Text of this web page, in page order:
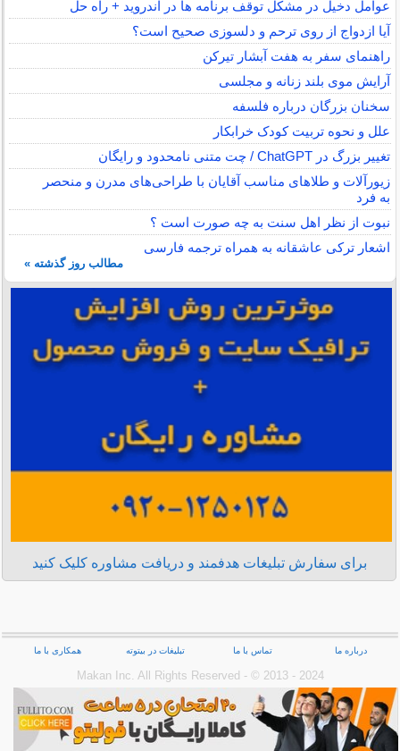
عوامل دخیل در مشکل توقف برنامه ها در اندروید + راه حل
آیا ازدواج از روی ترحم و دلسوزی صحیح است؟
راهنمای سفر به هفت آبشار تیرکن
آرایش موی بلند زنانه و مجلسی
سخنان بزرگان درباره فلسفه
علل و نحوه تربیت کودک خرابکار
تغییر بزرگ در ChatGPT / چت متنی نامحدود و رایگان
زیورآلات و طلاهای مناسب آقایان با طراحی‌های مدرن و منحصر
به فرد
نبوت از نظر اهل سنت به چه صورت است ؟
اشعار ترکی عاشقانه به همراه ترجمه فارسی
مطالب روز گذشته »
برای سفارش تبلیغات هدفمند و دریافت مشاوره کلیک کنید
درباره ما تماس با ما تبلیغات در بیتوته همکاری با ما
Makan Inc.‎ All Rights Reserved - © 2013 - 2024